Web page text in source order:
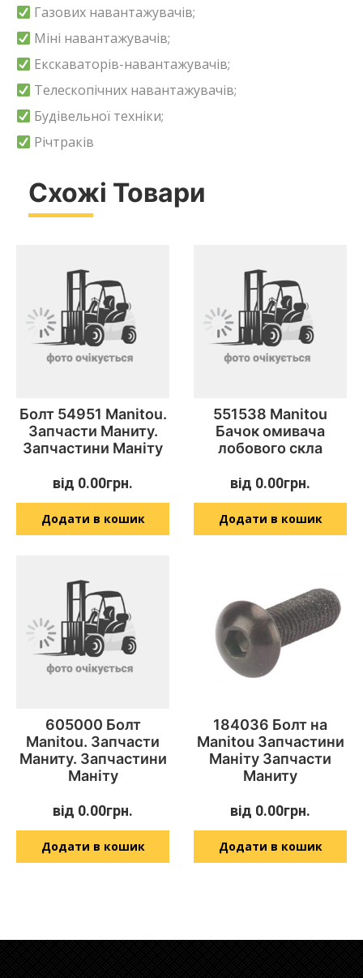
Газових навантажувачів;
Міні навантажувачів;
Екскаваторів-навантажувачів;
Телескопічних навантажувачів;
Будівельної техніки;
Річтраків
Схожі Товари
Болт 54951 Manitou.
Запчасти Маниту.
Запчастини Маніту
від 0.00грн.
Додати в кошик
551538 Manitou
Бачок омивача
лобового скла
від 0.00грн.
Додати в кошик
605000 Болт
Manitou. Запчасти
Маниту. Запчастини
Маніту
від 0.00грн.
Додати в кошик
184036 Болт на
Manitou Запчастини
Маніту Запчасти
Маниту
від 0.00грн.
Додати в кошик